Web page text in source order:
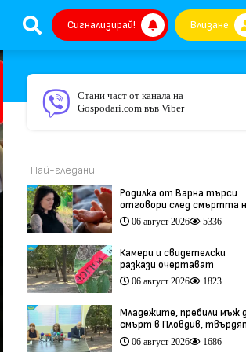
Сигнализирай! Влизане
Стани част от канала на
Gospodari.com във Viber
Най-гледани
Родилка от Варна търси
отговори след смъртта
бебето ѝ дни преди секцио
(видео)
06 август 2026 5336
Камери и свидетелски
разкази очертават
хронологията на фаталния
побой край Младежкия хълм
06 август 2026 1823
Младежите, пребили мъж
смърт в Пловдив,
че са „ловци на педофили”
(видео)
06 август 2026 1686